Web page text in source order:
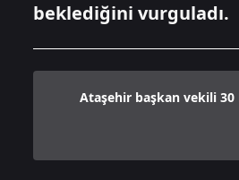
beklediğini vurguladı.
Ataşehir başkan vekili 30